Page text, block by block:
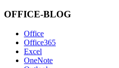
OFFICE-BLOG
Office
Office365
Excel
OneNote